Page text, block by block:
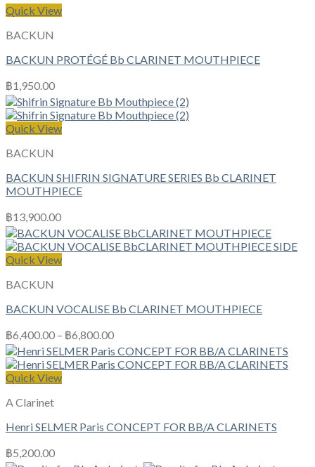
Quick View
BACKUN
BACKUN PROTÉGÉ Bb CLARINET MOUTHPIECE
฿1,950.00
Quick View
BACKUN
BACKUN SHIFRIN SIGNATURE SERIES Bb CLARINET
MOUTHPIECE
฿13,900.00
Quick View
BACKUN
BACKUN VOCALISE Bb CLARINET MOUTHPIECE
฿6,400.00 – ฿6,800.00
Quick View
A Clarinet
Henri SELMER Paris CONCEPT FOR BB/A CLARINETS
฿5,200.00